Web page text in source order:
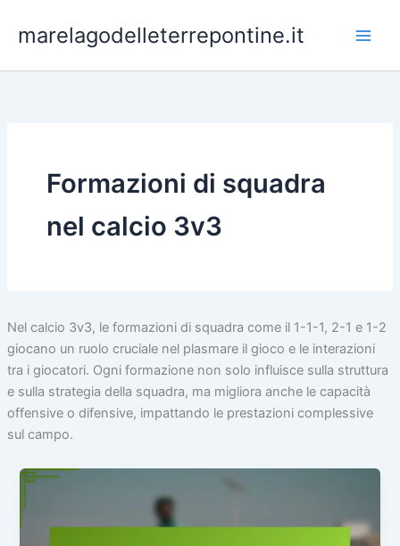
marelagodelleterrepontine.it
Formazioni di squadra
nel calcio 3v3
Nel calcio 3v3, le formazioni di squadra come il 1-1-1, 2-1 e 1-2
giocano un ruolo cruciale nel plasmare il gioco e le interazioni
tra i giocatori. Ogni formazione non solo influisce sulla struttura
e sulla strategia della squadra, ma migliora anche le capacità
offensive o difensive, impattando le prestazioni complessive
sul campo.